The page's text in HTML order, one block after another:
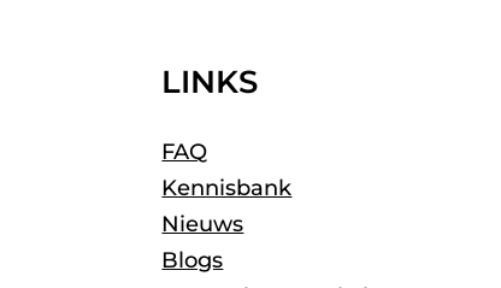
LINKS
FAQ
Kennisbank
Nieuws
Blogs